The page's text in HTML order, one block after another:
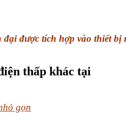
được tích hợp vào thiết bị
thấp khác tại
gọn